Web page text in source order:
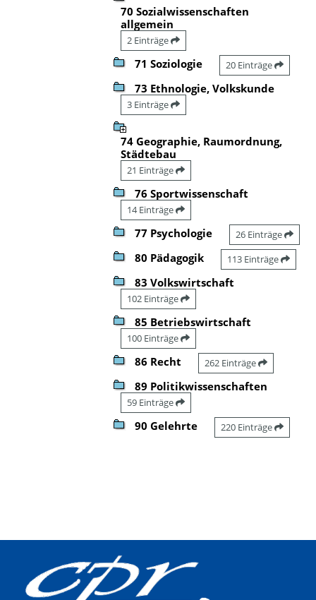
70 Sozialwissenschaften
allgemein
2 Einträge
71 Soziologie 20 Einträge
73 Ethnologie, Volkskunde
3 Einträge
74 Geographie, Raumordnung,
Städtebau
21 Einträge
76 Sportwissenschaft
14 Einträge
77 Psychologie 26 Einträge
80 Pädagogik 113 Einträge
83 Volkswirtschaft
102 Einträge
85 Betriebswirtschaft
100 Einträge
86 Recht 262 Einträge
89 Politikwissenschaften
59 Einträge
90 Gelehrte 220 Einträge